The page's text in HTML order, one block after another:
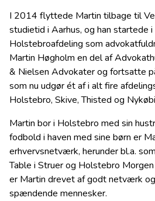
I 2014 flyttede Martin tilbage til
studietid i Aarhus, og han startede
Holstebroafdeling som
Martin Høgholm en del af
& Nielsen Advokater og fortsatte
som nu udgør ét af i alt fire
Holstebro, Skive, Thisted og
Martin bor i Holstebro med sin
fodbold i haven med sine børn er
erhvervsnetværk, herunder bl.a.
Table i Struer og Holstebro
er Martin drevet af godt netværk
spændende mennesker.